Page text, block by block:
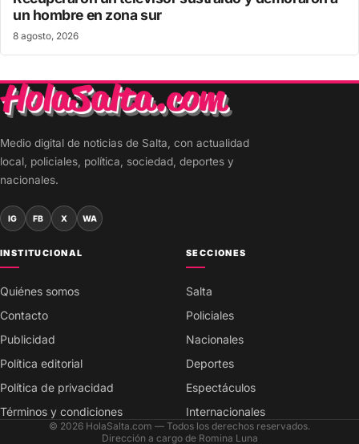
un hombre en zona sur
8 agosto, 2026
Medio digital de noticias de Salta, con actualidad
local, policiales, política, sociedad, deportes y
nacionales.
IG FB X WA
INSTITUCIONAL
Quiénes somos
Contacto
Publicidad
Política editorial
Política de privacidad
Términos y condiciones
SECCIONES
Salta
Policiales
Nacionales
Deportes
Espectáculos
Internacionales
© 2026 HolaSalta.com — Todos los derechos reservados.
Dirección a cargo de Romina Luna